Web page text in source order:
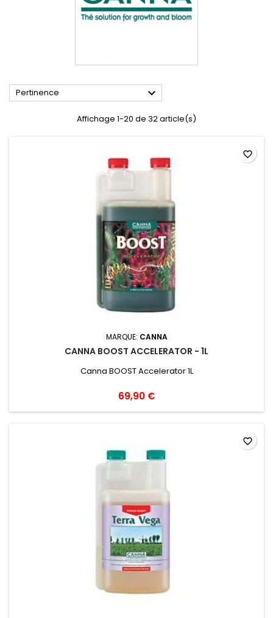
Pertinence 
Affichage 1-20 de 32 article(s)
MARQUE: CANNA
CANNA BOOST ACCELERATOR - 1L
Canna BOOST Accelerator 1L
69,90 €
favorite_border
favorite_border